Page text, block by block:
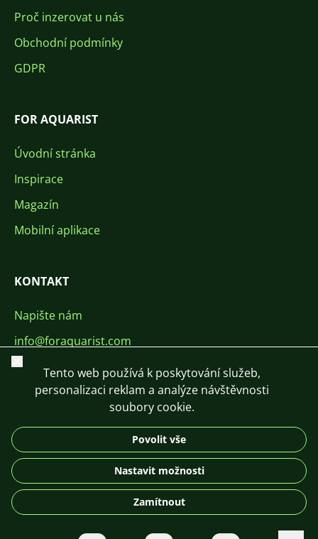
Proč inzerovat u nás
Obchodní podmínky
GDPR
FOR AQUARIST
Úvodní stránka
Inspirace
Magazín
Mobilní aplikace
KONTAKT
Napište nám
info@foraquarist.com
+420 603 449 602
DE
© 2026 For Aquarist
Zavřít
Tento web používá k poskytování služeb,
personalizaci reklam a analýze návštěvnosti
soubory cookie.
Povolit vše
Nastavit možnosti
Zamítnout